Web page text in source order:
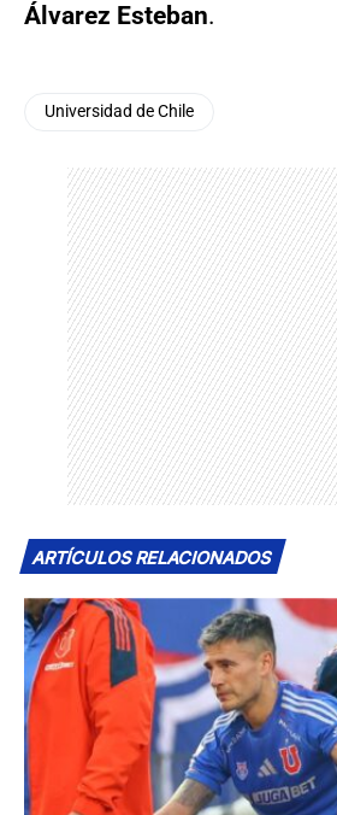
Álvarez Esteban.
Universidad de Chile
ARTÍCULOS RELACIONADOS